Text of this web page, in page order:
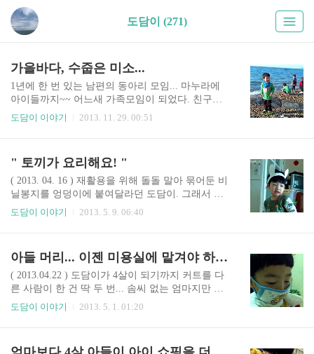
도담이 (271)
가을바다, 수줍은 미소...
1년에 한 번 있는 남편의 동아리 모임... 마누라에
아이들까지~~ 어느새 가족모임이 되었다. 친구랑
동생들은 저만치서 함께 돌던지며 노는데 도담인
을 조금은 달랠 수 있었던 것 같다. 도담이와 함께
셀카^^ 수줍은 듯 웃는 도담이 표정이... 참 맘에 든
다.
도담이 이야기 2013. 11. 29. 00:51
" 토끼가 요리해요! "
( 2013. 04. 16 ) 재활용을 위해 돌돌 말아 묶어둔 비
닐봉지를 엉덩이에 붙여달라던 도담이. 그래서 봉
지를 꼬리처럼 엉덩이 쪽에 끼워주고 거울을 보여
다. 스케치북에 머리띠 모양을 그리고 오리고 해서
ㅋ 엄마가 대충 만든 토끼 귀를 달고나니 봉지 꼬리
는 떨어지던 말던 신경도 안썼다. 냄비에 요리 재료
를 아주 열심히 넣고있는 도담이 ㅋ " 토끼가 요리
해요! "를 외치며 바쁘게 움직였다. ^^;; 그래서 우
도담이 이야기 2013. 5. 9. 06:40
아들 머리... 이젠 미용실에 맡겨야 하나...
( 2013.04.22 ) 도담이가 4살이 되기까지 커트를 다
른 사람이 한 건 딱 두 번... 솜씨 없는 엄마지만 미
용실 가는 비용이 아깝기도 하고 해서 집에서 커트
도담이 이야기 2013. 5. 1. 01:20